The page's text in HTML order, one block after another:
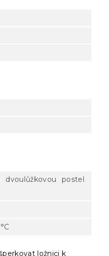
dvoulůžkovou postel
ložnici k